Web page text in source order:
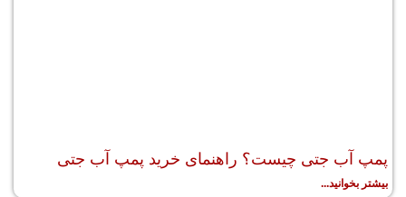
پمپ آب جتی چیست؟ راهنمای خرید پمپ آب جتی
بیشتر بخوانید...